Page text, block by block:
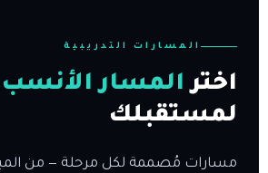
المسارات التدريبية
اختر المسار الأنسب
لمستقبلك
مسارات مُصممة لكل مرحلة — من